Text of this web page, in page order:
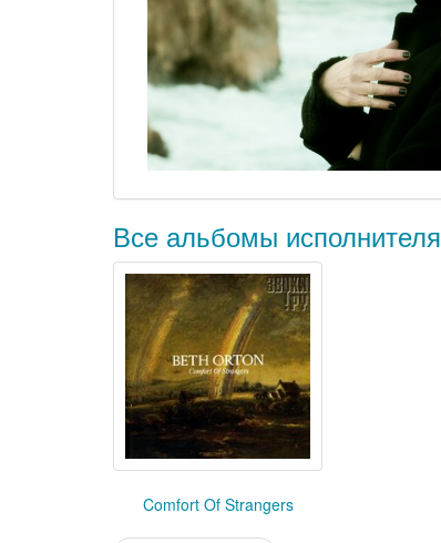
Все альбомы исполнителя
Comfort Of Strangers